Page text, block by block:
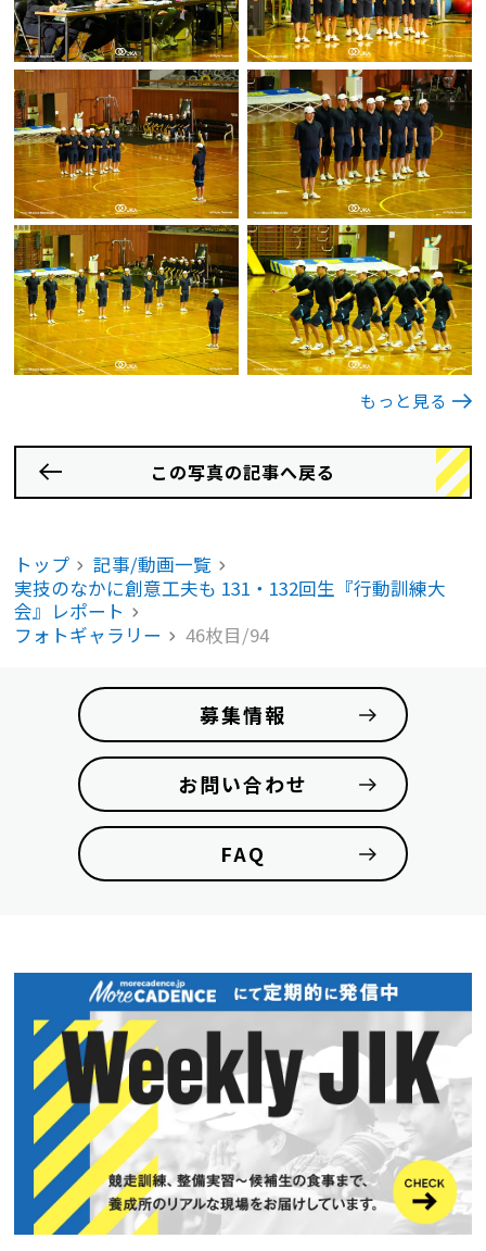
もっと見る
この写真の記事へ戻る
トップ
記事/動画一覧
実技のなかに創意工夫も 131・132回生『行動訓練大
会』レポート
フォトギャラリー
46枚目/94
募集情報
お問い合わせ
FAQ